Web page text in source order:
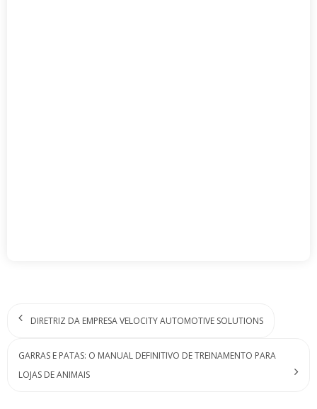
DIRETRIZ DA EMPRESA VELOCITY AUTOMOTIVE SOLUTIONS
GARRAS E PATAS: O MANUAL DEFINITIVO DE TREINAMENTO PARA
LOJAS DE ANIMAIS